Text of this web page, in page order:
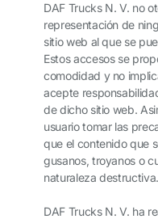
DAF Trucks N. V. no
representación de
sitio web al que se
Estos accesos se
comodidad y no
acepte
de dicho sitio web.
usuario tomar las
que el contenido que
gusanos, troyanos o
naturaleza destructiva.
DAF Trucks N. V. ha